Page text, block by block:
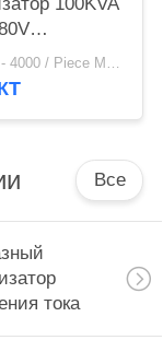
тока AC US $2,000 - 4000 / Piece MOQ:1
Все
тока